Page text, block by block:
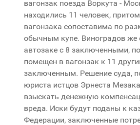
вагонзак поезда Воркута -
находились 11 человек,
вагонзака сопоставима по
обычным купе. Виноградов же
автозаке с 8 заключенными,
помещен в вагонзак к 11
заключенным. Решение суда,
юриста истцов Эрнеста
взыскать денежную
вреда. Иски будут поданы к
Федерации, заключенные